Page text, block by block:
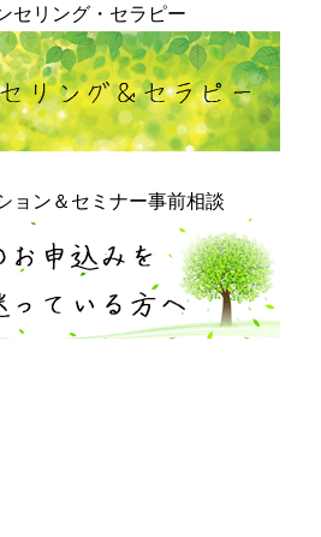
セリング・セラピー
ョン＆セミナー事前相談